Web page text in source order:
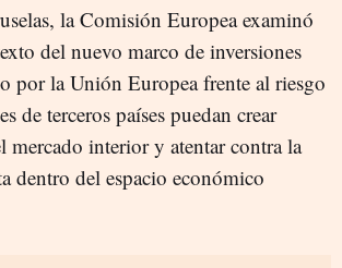
la Comisión Europea examinó
del nuevo marco de inversiones
por la Unión Europea frente al riesgo
de terceros países puedan crear
mercado interior y atentar contra la
dentro del espacio económico